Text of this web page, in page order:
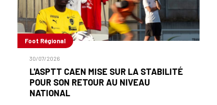
Foot Régional
30/07/2026
L'ASPTT CAEN MISE SUR LA STABILITÉ
POUR SON RETOUR AU NIVEAU
NATIONAL